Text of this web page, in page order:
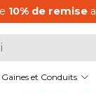
Gaines et Conduits